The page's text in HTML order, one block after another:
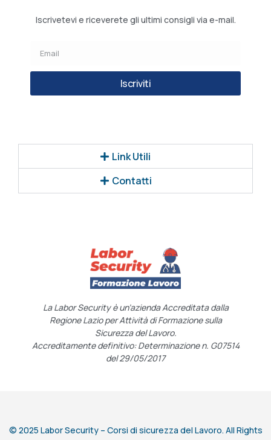
Iscrivetevi e riceverete gli ultimi consigli via e-mail.
Iscriviti
Link Utili
Contatti
La Labor Security è un’azienda Accreditata dalla
Regione Lazio per Attività di Formazione sulla
Sicurezza del Lavoro.
Accreditamente definitivo: Determinazione n. G07514
del 29/05/2017
© 2025 Labor Security – Corsi di sicurezza del Lavoro. All Rights